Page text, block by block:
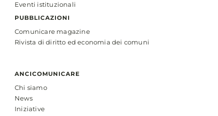
Eventi istituzionali
PUBBLICAZIONI
Comunicare magazine
Rivista di diritto ed economia dei comuni
ANCICOMUNICARE
Chi siamo
News
Iniziative